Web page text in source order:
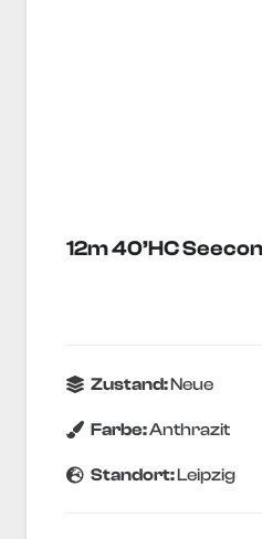
12m 40’HC
Zustand:Neue
Farbe:Anthrazit
Standort:Leipzig